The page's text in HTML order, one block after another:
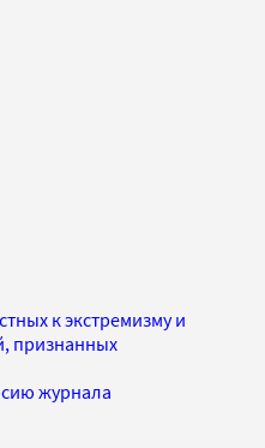
к экстремизму и
признанных
журнала